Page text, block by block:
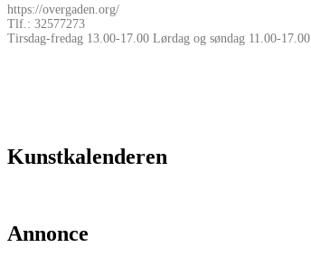
https://overgaden.org/
Tlf.: 32577273
Tirsdag-fredag 13.00-17.00 Lørdag og søndag 11.00-17.00
Kunstkalenderen
Annonce